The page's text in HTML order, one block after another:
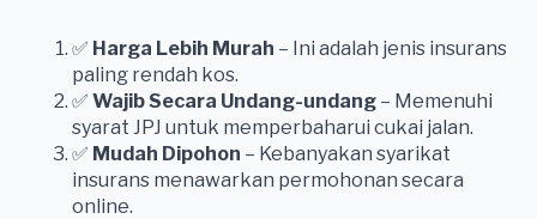
✅ Harga Lebih Murah – Ini adalah jenis insurans
paling rendah kos.
✅ Wajib Secara Undang-undang – Memenuhi
syarat JPJ untuk memperbaharui cukai jalan.
✅ Mudah Dipohon – Kebanyakan syarikat
insurans menawarkan permohonan secara
online.